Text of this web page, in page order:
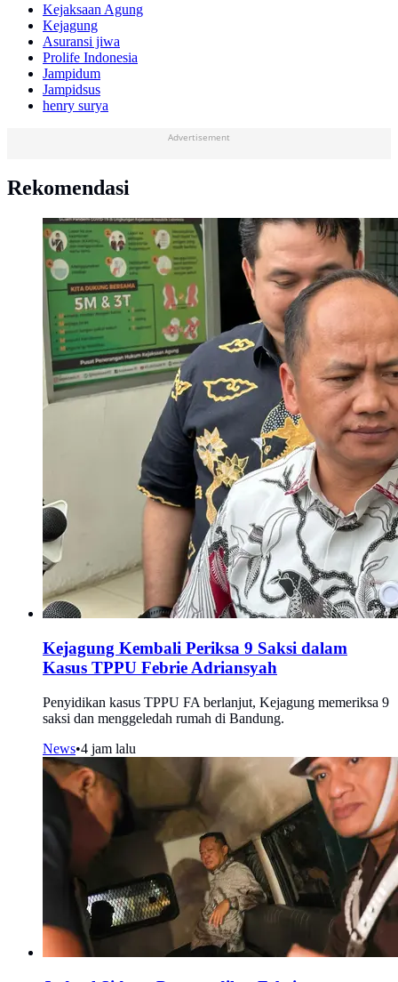
Kejaksaan Agung
Kejagung
Asuransi jiwa
Prolife Indonesia
Jampidum
Jampidsus
henry surya
Advertisement
Rekomendasi
Kejagung Kembali Periksa 9 Saksi dalam
Kasus TPPU Febrie Adriansyah
Penyidikan kasus TPPU FA berlanjut, Kejagung memeriksa 9
saksi dan menggeledah rumah di Bandung.
News•4 jam lalu